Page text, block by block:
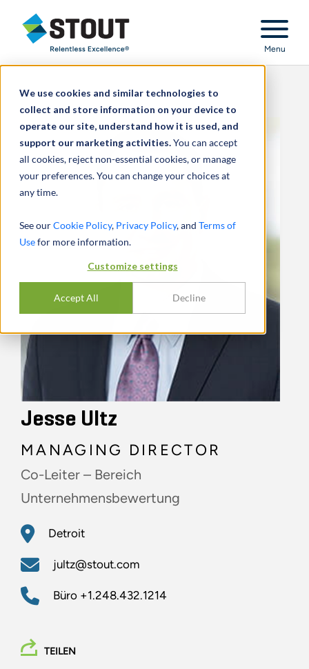
We use cookies and similar technologies to
collect and store information on your device to
operate our site, understand how it is used, and
support our marketing activities.You can accept
all cookies, reject non-essential cookies, or manage
your preferences. You can change your choices at
any time.
See ourCookie Policy, Privacy Policy, and Terms of
Usefor more information.
Customize settings
Accept All Decline
Stout Relentless Excellence
Menu
Jesse Ultz
MANAGING DIRECTOR
Co-Leiter – Bereich
Unternehmensbewertung
Detroit
jultz@stout.com
Büro +1.248.432.1214
TEILEN